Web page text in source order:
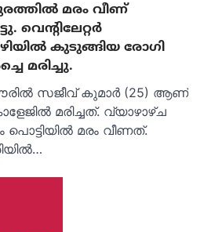
ചുരത്തിൽ മരം വീണ്
വെന്റിലേറ്റർ
കുടുങ്ങിയ രോഗി
മരിച്ചു.
ഊരിൽ സജീവ് കുമാർ (25) ആണ്
മരിച്ചത്. വ്യാഴാഴ്ച
പൊട്ടിയിൽ മരം വീണത്.